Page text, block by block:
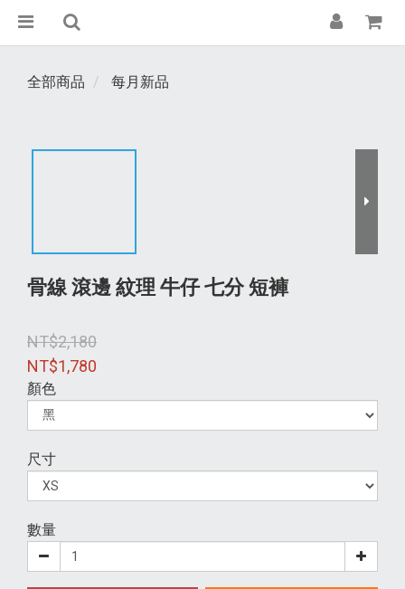
全部商品 每月新品
骨線 滾邊 紋理 牛仔 七分 短褲
NT$2,180
NT$1,780
顏色
尺寸
數量